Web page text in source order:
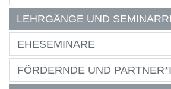
LEHRGÄNGE UND
EHESEMINARE
FÖRDERNDE UND